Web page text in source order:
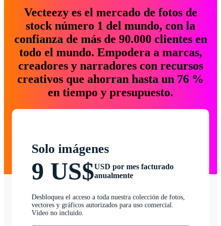
Vecteezy es el mercado de fotos de
stock número 1 del mundo, con la
confianza de más de 90.000 clientes en
todo el mundo. Empodera a marcas,
creadores y narradores con recursos
creativos que ahorran hasta un 76 %
en tiempo y presupuesto.
Solo imágenes
9 US$USD por mes facturado
anualmente
Desbloquea el acceso a toda nuestra colección de fotos,
vectores y gráficos autorizados para uso comercial.
Vídeo no incluido.